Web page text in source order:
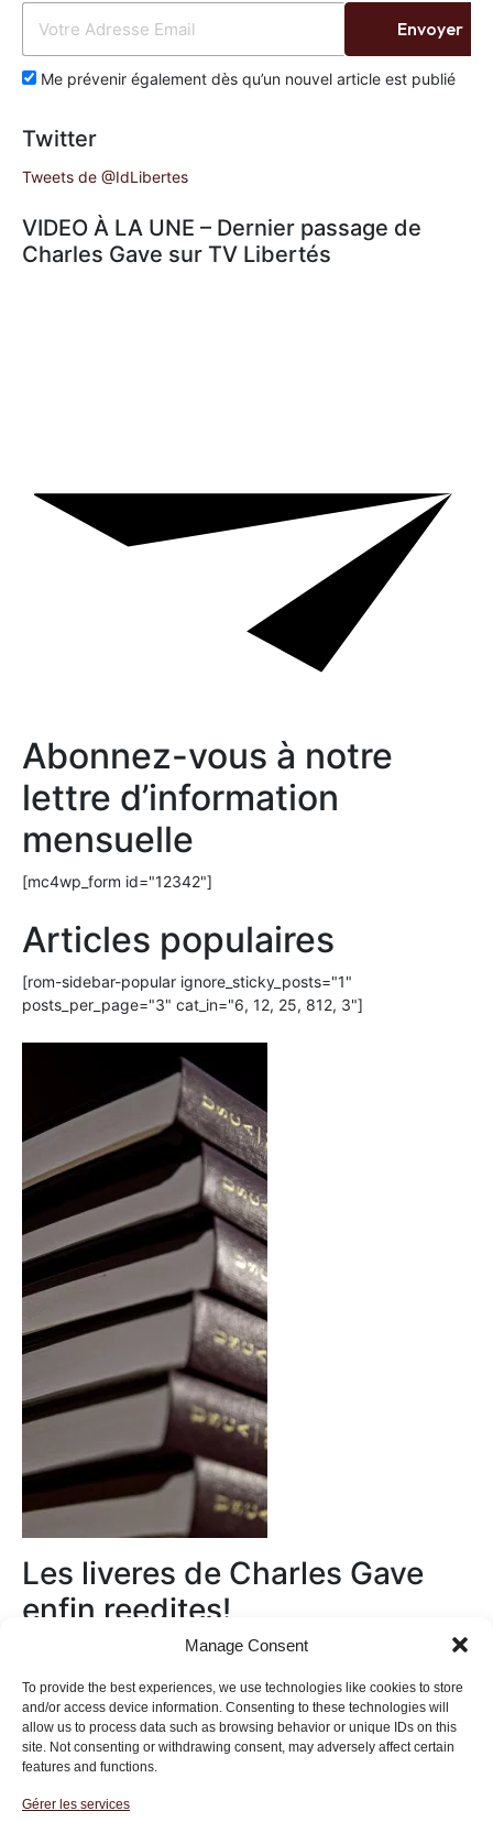
Manage Consent
To provide the best experiences, we use technologies like cookies to store
and/or access device information. Consenting to these technologies will
allow us to process data such as browsing behavior or unique IDs on this
site. Not consenting or withdrawing consent, may adversely affect certain
features and functions.
Gérer les services
Me prévenir également dès qu’un nouvel article est publié
Envoyer
Twitter
Tweets de @IdLibertes
VIDEO À LA UNE – Dernier passage de
Charles Gave sur TV Libertés
Abonnez-vous à notre
lettre d’information
mensuelle
[mc4wp_form id="12342"]
Articles populaires
[rom-sidebar-popular ignore_sticky_posts="1"
posts_per_page="3" cat_in="6, 12, 25, 812, 3"]
Les liveres de Charles Gave
enfin reedites!